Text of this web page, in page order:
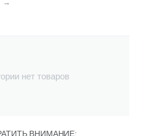
нет товаров
ВНИМАНИЕ: